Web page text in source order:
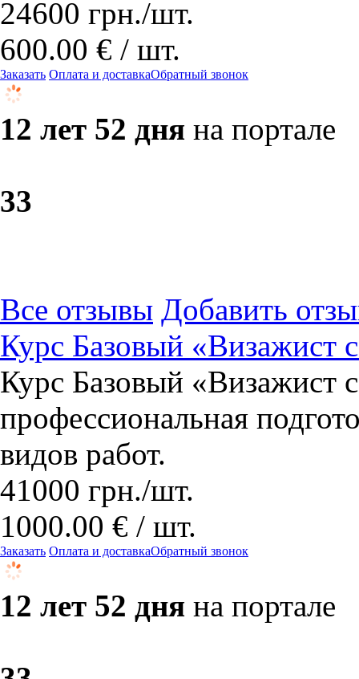
24600 грн./шт.
600.00 € / шт.
Заказать Оплата и доставкаОбратный звонок
12 лет 52 дня на портале
33
Все отзывы Добавить
Курс Базовый «Визажист
Курс Базовый «Визажист
профессиональная
видов работ.
41000 грн./шт.
1000.00 € / шт.
Заказать Оплата и доставкаОбратный звонок
12 лет 52 дня на портале